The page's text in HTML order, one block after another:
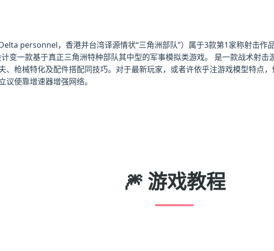
personnel，香港并台湾译源情状“三角洲部队”）属于3款第1家称射击
变一款基于真正三角洲特种部队其中型的军事模拟类游戏。 是一款战术射
、枪械特化及配件搭配同技巧。对于最新玩家，或者许依乎注游戏模型特点
使靠增速器增强网络。
🎆 游戏教程